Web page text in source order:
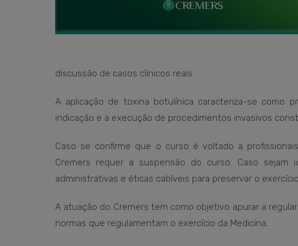
discussão de casos clínicos reais.
A aplicação de toxina botulínica caracteriza-se como
indicação e a execução de procedimentos invasivos
Caso se confirme que o curso é voltado a
Cremers requer a suspensão do curso. Caso sejam
administrativas e éticas cabíveis para preservar o
A atuação do Cremers tem como objetivo apurar a
normas que regulamentam o exercício da Medicina.